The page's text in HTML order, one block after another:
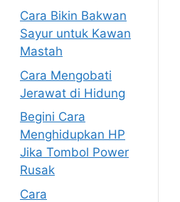
Cara Bikin Bakwan
Sayur untuk Kawan
Mastah
Cara Mengobati
Jerawat di Hidung
Begini Cara
Menghidupkan HP
Jika Tombol Power
Rusak
Cara